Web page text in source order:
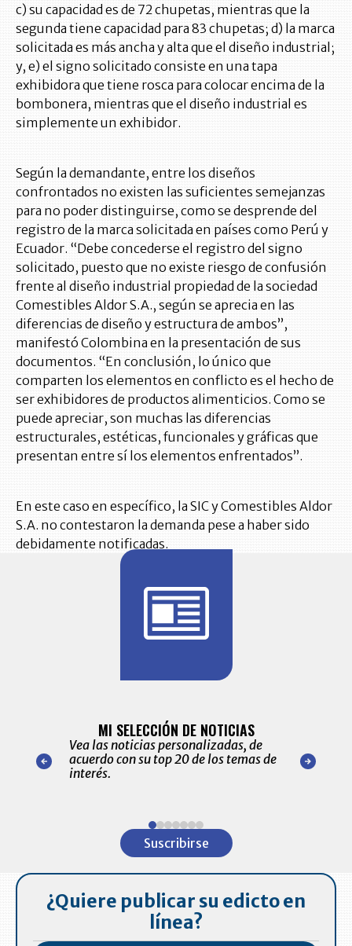
c) su capacidad es de 72 chupetas, mientras que la
segunda tiene capacidad para 83 chupetas; d) la marca
solicitada es más ancha y alta que el diseño industrial;
y, e) el signo solicitado consiste en una tapa
exhibidora que tiene rosca para colocar encima de la
bombonera, mientras que el diseño industrial es
simplemente un exhibidor.
Según la demandante, entre los diseños
confrontados no existen las suficientes semejanzas
para no poder distinguirse, como se desprende del
registro de la marca solicitada en países como Perú y
Ecuador. “Debe concederse el registro del signo
solicitado, puesto que no existe riesgo de confusión
frente al diseño industrial propiedad de la sociedad
Comestibles Aldor S.A., según se aprecia en las
diferencias de diseño y estructura de ambos”,
manifestó Colombina en la presentación de sus
documentos. “En conclusión, lo único que
comparten los elementos en conflicto es el hecho de
ser exhibidores de productos alimenticios. Como se
puede apreciar, son muchas las diferencias
estructurales, estéticas, funcionales y gráficas que
presentan entre sí los elementos enfrentados”.
En este caso en específico, la SIC y Comestibles Aldor
S.A. no contestaron la demanda pese a haber sido
debidamente notificadas.
nuestro
para
MI SELECCIÓN DE NOTICIAS
Vea las noticias personalizadas, de
acuerdo con su top 20 de los temas de
interés.
de las
Suscribirse
¿Quiere publicar su edicto en
línea?